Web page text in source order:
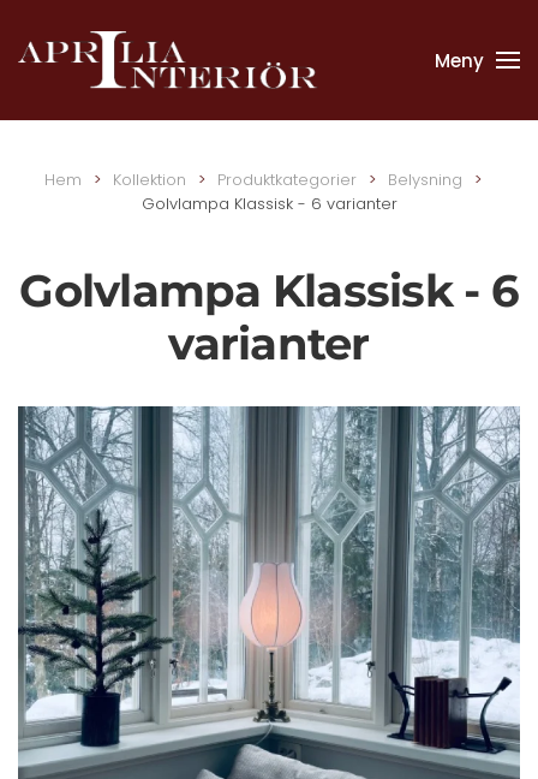
Skip to main content Meny
Hem Kollektion Produktkategorier
Belysning
Golvlampa Klassisk - 6 varianter
Golvlampa Klassisk - 6
varianter